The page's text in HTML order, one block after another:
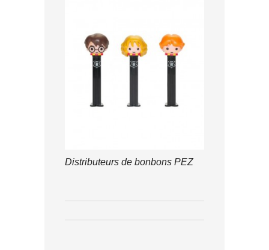
Distributeurs de bonbons PEZ